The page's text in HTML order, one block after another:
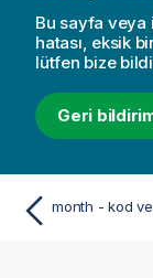
Bu sayfa veya
hatası, eksik
lütfen bize
Geri